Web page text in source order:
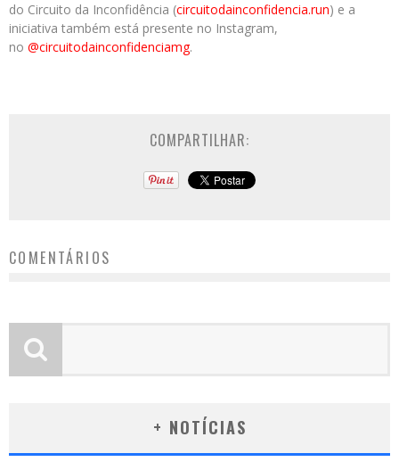
do Circuito da Inconfidência (circuitodainconfidencia.run) e a
iniciativa também está presente no Instagram,
no @circuitodainconfidenciamg.
COMPARTILHAR:
COMENTÁRIOS
+ NOTÍCIAS